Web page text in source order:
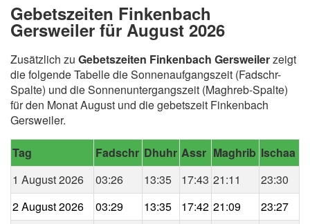
Gebetszeiten Finkenbach
Gersweiler für August 2026
Zusätzlich zu Gebetszeiten Finkenbach Gersweilerzeigt
die folgende Tabelle die Sonnenaufgangszeit (Fadschr-
Spalte) und die Sonnenuntergangszeit (Maghreb-Spalte)
für den Monat August und die gebetszeit Finkenbach
Gersweiler.
Tag Fadschr Dhuhr Assr Maghrib Ischaa
1 August 2026
03:26 13:35 17:43 21:11
23:30
2 August 2026
03:29 13:35 17:42 21:09
23:27